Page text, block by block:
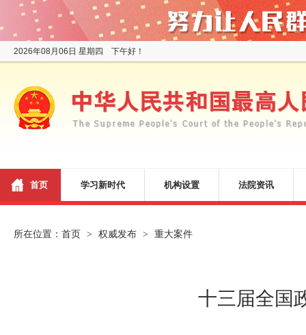
2026年08月06日 星期四 下午好！
首页 学习新时代 机构设置 法院资讯
所在位置： 首页 > 权威发布 > 重大案件
十三届全国